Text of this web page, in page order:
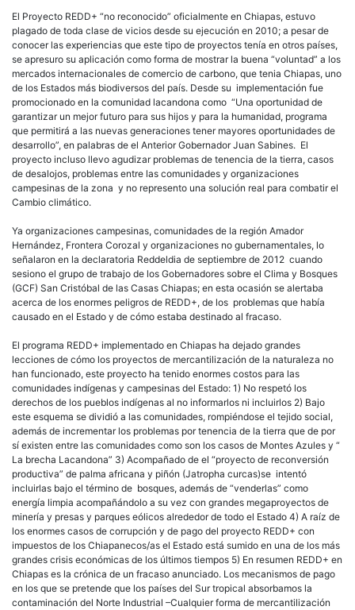
El Proyecto REDD+ “no reconocido” oficialmente en Chiapas, estuvo
plagado de toda clase de vicios desde su ejecución en 2010; a pesar de
conocer las experiencias que este tipo de proyectos tenía en otros países,
se apresuro su aplicación como forma de mostrar la buena “voluntad” a los
mercados internacionales de comercio de carbono, que tenia Chiapas, uno
de los Estados más biodiversos del país. Desde su implementación fue
promocionado en la comunidad lacandona como “Una oportunidad de
garantizar un mejor futuro para sus hijos y para la humanidad, programa
que permitirá a las nuevas generaciones tener mayores oportunidades de
desarrollo”, en palabras de el Anterior Gobernador Juan Sabines. El
proyecto incluso llevo agudizar problemas de tenencia de la tierra, casos
de desalojos, problemas entre las comunidades y organizaciones
campesinas de la zona y no represento una solución real para combatir el
Cambio climático.
Ya organizaciones campesinas, comunidades de la región Amador
Hernández, Frontera Corozal y organizaciones no gubernamentales, lo
señalaron en la declaratoria Reddeldia de septiembre de 2012 cuando
sesiono el grupo de trabajo de los Gobernadores sobre el Clima y Bosques
(GCF) San Cristóbal de las Casas Chiapas; en esta ocasión se alertaba
acerca de los enormes peligros de REDD+, de los problemas que había
causado en el Estado y de cómo estaba destinado al fracaso.
El programa REDD+ implementado en Chiapas ha dejado grandes
lecciones de cómo los proyectos de mercantilización de la naturaleza no
han funcionado, este proyecto ha tenido enormes costos para las
comunidades indígenas y campesinas del Estado: 1) No respetó los
derechos de los pueblos indígenas al no informarlos ni incluirlos 2) Bajo
este esquema se dividió a las comunidades, rompiéndose el tejido social,
además de incrementar los problemas por tenencia de la tierra que de por
sí existen entre las comunidades como son los casos de Montes Azules y “
La brecha Lacandona” 3) Acompañado de el “proyecto de reconversión
productiva” de palma africana y piñón (Jatropha curcas)se intentó
incluirlas bajo el término de bosques, además de “venderlas” como
energía limpia acompañándolo a su vez con grandes megaproyectos de
minería y presas y parques eólicos alrededor de todo el Estado 4) A raíz de
los enormes casos de corrupción y de pago del proyecto REDD+ con
impuestos de los Chiapanecos/as el Estado está sumido en una de los más
grandes crisis económicas de los últimos tiempos 5) En resumen REDD+ en
Chiapas es la crónica de un fracaso anunciado. Los mecanismos de pago
en los que se pretende que los países del Sur tropical absorbamos la
contaminación del Norte Industrial –Cualquier forma de mercantilización